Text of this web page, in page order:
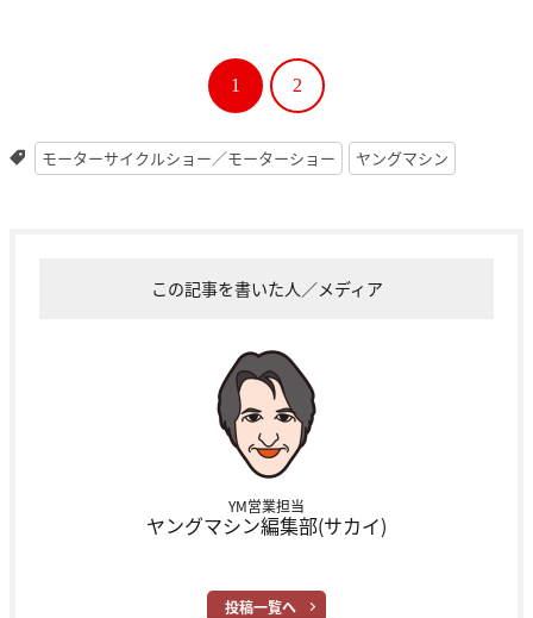
1 2
モーターサイクルショー／モーターショー ヤングマシン
この記事を書いた人／メディア
YM営業担当
ヤングマシン編集部(サカイ)
投稿一覧へ